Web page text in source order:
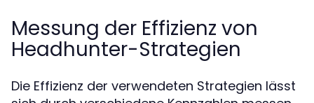
Messung der Effizienz von
Headhunter-Strategien
Die Effizienz der verwendeten Strategien lässt